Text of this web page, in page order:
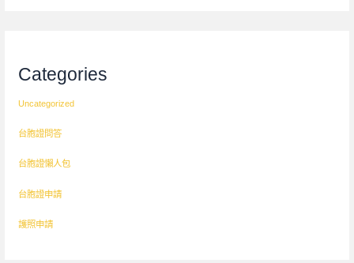
Categories
Uncategorized
台胞證問答
台胞證懶人包
台胞證申請
護照申請